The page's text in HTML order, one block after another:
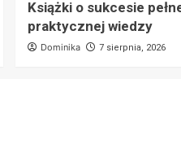
Książki o sukcesie
praktycznej wiedzy
Dominika 7 sierpnia, 2026